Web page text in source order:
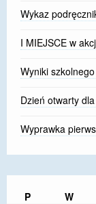
Wykaz
I MIEJSCE w
Wyniki
Dzień otwarty
Wyprawka
P
W